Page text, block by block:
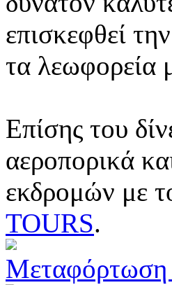
επισκεφθεί
τα λεωφορεία
Επίσης του
αεροπορικά
εκδρομών με
TOURS.
Μεταφόρτωση